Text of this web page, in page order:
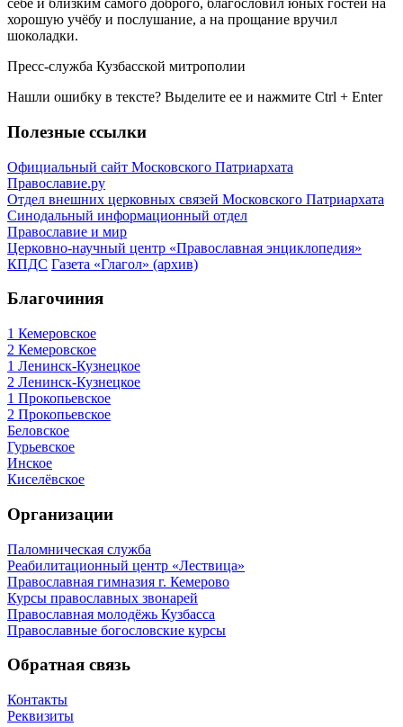
себе и близким самого доброго, благословил юных гостей на
хорошую учёбу и послушание, а на прощание вручил
шоколадки.
Пресс-служба Кузбасской митрополии
Нашли ошибку в тексте? Выделите ее и нажмите Ctrl + Enter
Полезные ссылки
Официальный сайт Московского Патриархата
Православие.ру
Отдел внешних церковных связей Московского Патриархата
Синодальный информационный отдел
Православие и мир
Церковно-научный центр «Православная энциклопедия»
КПДС Газета «Глагол» (архив)
Благочиния
1 Кемеровское
2 Кемеровское
1 Ленинск-Кузнецкое
2 Ленинск-Кузнецкое
1 Прокопьевское
2 Прокопьевское
Беловское
Гурьевское
Инское
Киселёвское
Организации
Паломническая служба
Реабилитационный центр «Лествица»
Православная гимназия г. Кемерово
Курсы православных звонарей
Православная молодёжь Кузбасса
Православные богословские курсы
Обратная связь
Контакты
Реквизиты